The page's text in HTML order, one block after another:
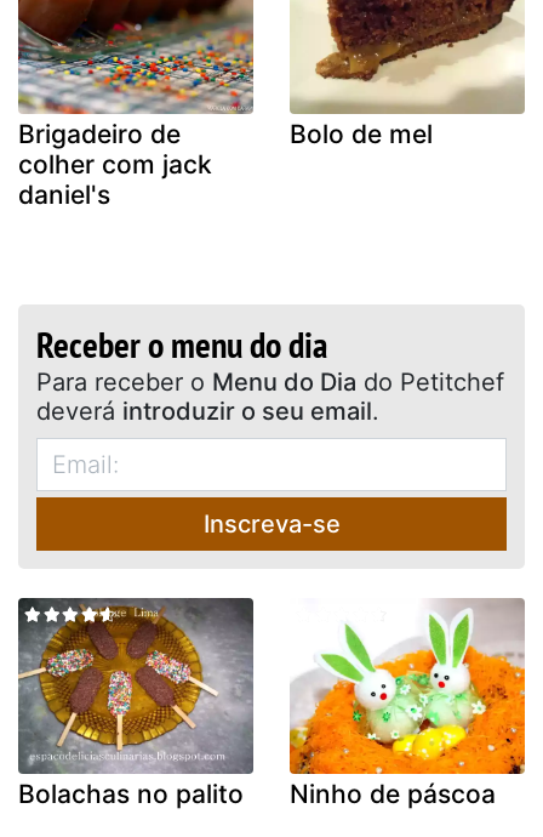
Brigadeiro de
colher com jack
daniel's
Bolo de mel
Receber o menu do dia
Para receber o Menu do Dia do Petitchef
deverá introduzir o seu email.
Inscreva-se
Bolachas no palito Ninho de páscoa